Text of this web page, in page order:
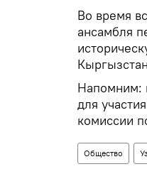
Во время
ансамбля
Напомним:
для
комиссии
Общество